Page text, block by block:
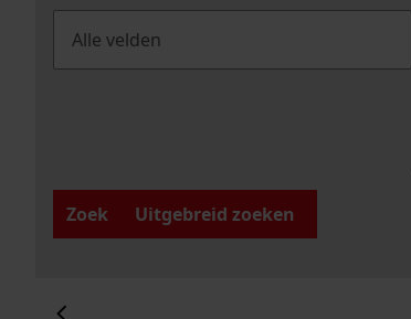
Zoek
Uitgebreid zoeken